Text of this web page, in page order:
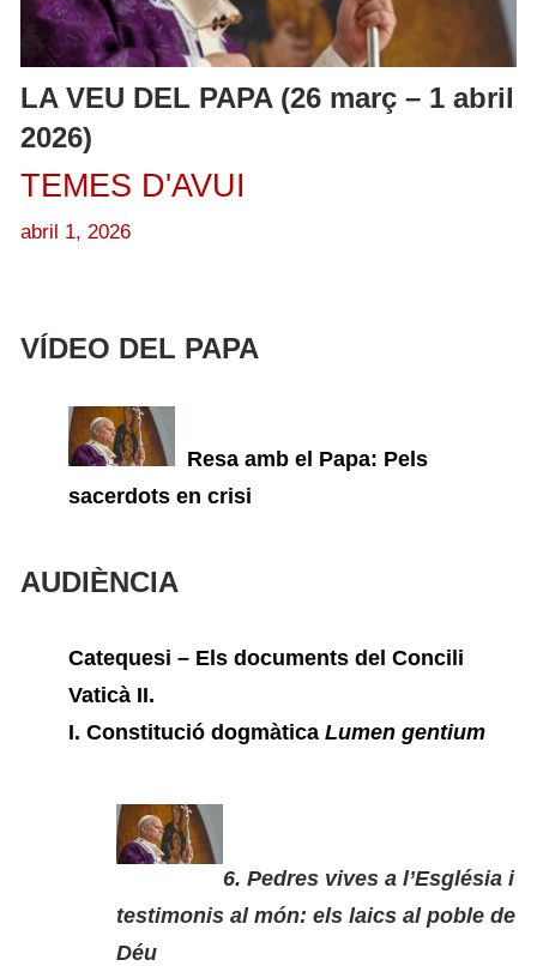
LA VEU DEL PAPA (26 març – 1 abril
2026)
TEMES D'AVUI
abril 1, 2026
VÍDEO DEL PAPA
Resa amb el Papa: Pels
sacerdots en crisi
AUDIÈNCIA
Catequesi – Els documents del Concili
Vaticà II.
I. Constitució dogmàtica Lumen gentium
6. Pedres vives a l’Església i
testimonis al món: els laics al poble de
Déu